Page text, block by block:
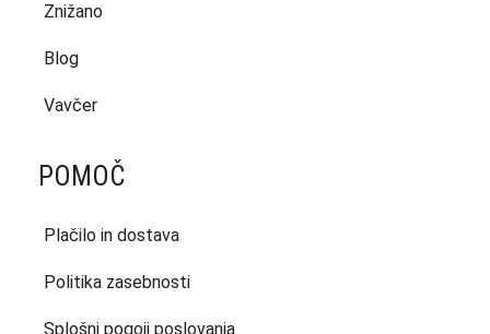
Znižano
Blog
Vavčer
POMOČ
Plačilo in dostava
Politika zasebnosti
Splošni pogoji poslovanja